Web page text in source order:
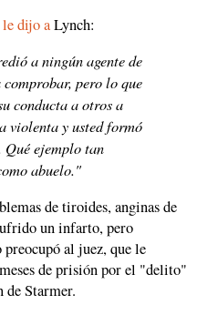
le dijo aLynch:
a ningún agente de
pero lo que
conducta a otros a
violenta y usted formó
Qué ejemplo tan
abuelo."
de tiroides, anginas de
un infarto, pero
preocupó al juez, que le
de prisión por el "delito"
de Starmer.